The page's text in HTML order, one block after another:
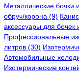
Металлические бочки
обруч/корона (9)
аксессуары для бочек
Профессиональные
литров (30)
Автомобильные
Изотермические